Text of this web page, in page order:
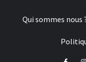
Qui sommes nous